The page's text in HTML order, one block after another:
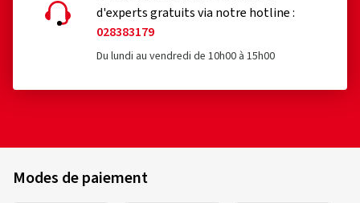
d'experts gratuits via notre hotline :
028383179
Du lundi au vendredi de 10h00 à 15h00
Modes de paiement